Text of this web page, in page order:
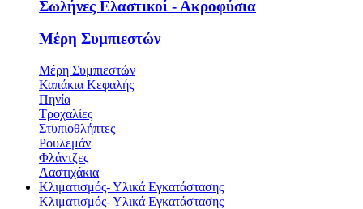
Σωλήνες Ελαστικοί - Ακροφύσια
Μέρη Συμπιεστών
Μέρη Συμπιεστών
Καπάκια Κεφαλής
Πηνία
Τροχαλίες
Στυπιοθλήπτες
Ρουλεμάν
Φλάντζες
Λαστιχάκια
Κλιματισμός- Υλικά Εγκατάστασης
Κλιματισμός- Υλικά Εγκατάστασης